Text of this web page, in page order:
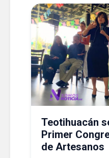
Teotihuacán
Primer
de Artesanos